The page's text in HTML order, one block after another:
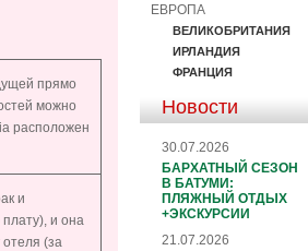
прямо
можно
расположен
и
и она
отеля (за
ЕВРОПА
ВЕЛИКОБРИТАНИЯ
ИРЛАНДИЯ
ФРАНЦИЯ
Новости
30.07.2026
БАРХАТНЫЙ СЕЗОН
В БАТУМИ:
ПЛЯЖНЫЙ ОТДЫХ
+ЭКСКУРСИИ
21.07.2026